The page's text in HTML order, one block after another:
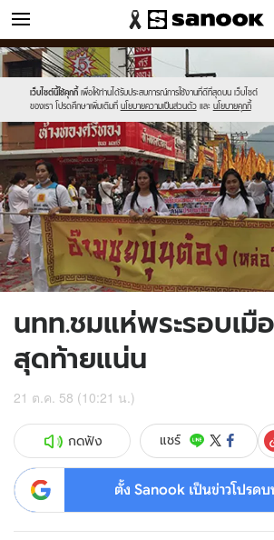
ข่าว
เว็บไซต์นี้ใช้คุกกี้ เพื่อให้ท่านได้รับประสบการณ์การใช้งานที่ดีที่สุดบน เว็บไซต์
ของเรา โปรดศึกษาเพิ่มเติมที่ นโยบายความเป็นส่วนตัว และ นโยบายคุกกี้
Sanook
//s.isanook.com/sr/0/images/logo-
new-
sanook.png
600
60
//s.isanook.com/ns/0/ud/377/1886058/653789-
01.jpg
นทท.ชมแห่พระรอบเมื
สุดท้ายแน่น
21 ต.ค. 58 (10:21 น.)
กดฟัง แชร์
ตั้ง Sanook เป็นข่าวโปรด